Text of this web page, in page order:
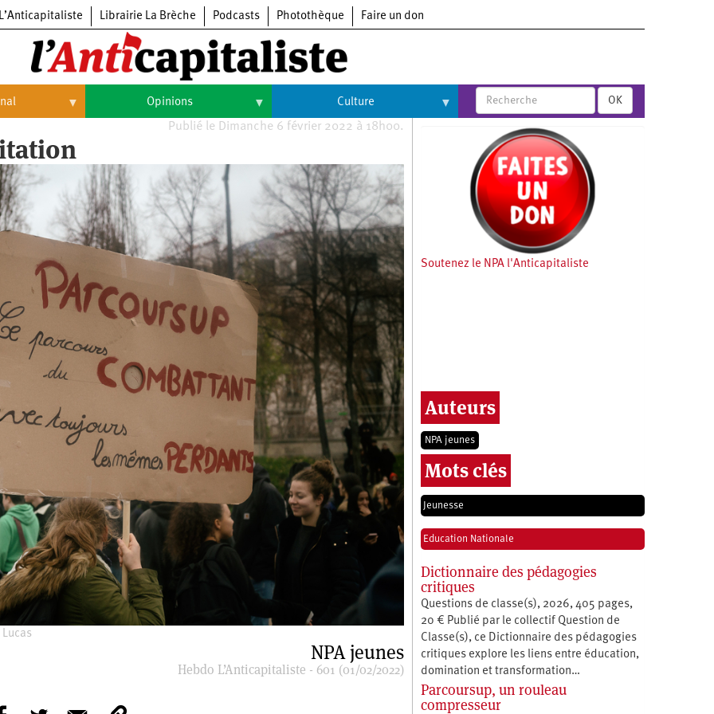
L’Anticapitaliste Librairie La Brèche Podcasts Photothèque Faire un don
Opinions
Histoire
Culture
Arts
Cinéma
Expositions
Livres
Musique
OK
Publié le Dimanche 6 février 2022 à 18h00.
NPA jeunes
Hebdo L’Anticapitaliste - 601 (01/02/2022)
Soutenez le NPA l'Anticapitaliste
Auteurs
NPA jeunes
Mots clés
Jeunesse
Education Nationale
Dictionnaire des pédagogies
critiques
Questions de classe(s), 2026, 405 pages,
20 € Publié par le collectif Question de
Classe(s), ce Dictionnaire des pédagogies
critiques explore les liens entre éducation,
­domination et transformation…
Parcoursup, un rouleau
compresseur